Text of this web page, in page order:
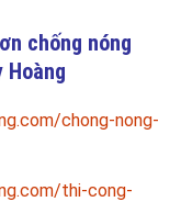
chống nóng
Hoàng
chong-nong-
thi-cong-